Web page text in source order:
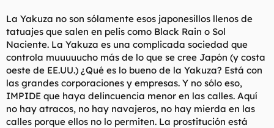
La Yakuza no son sólamente esos japonesillos llenos de
tatuajes que salen en pelis como Black Rain o Sol
Naciente. La Yakuza es una complicada sociedad que
controla muuuuucho más de lo que se cree Japón (y costa
oeste de EE.UU.) ¿Qué es lo bueno de la Yakuza? Está con
las grandes corporaciones y empresas. Y no sólo eso,
IMPIDE que haya delincuencia menor en las calles. Aquí
no hay atracos, no hay navajeros, no hay mierda en las
calles porque ellos no lo permiten. La prostitución está